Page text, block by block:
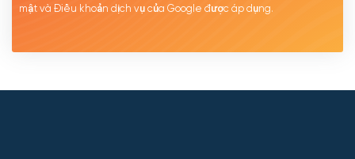
mật và Điều khoản dịch vụ của Google được áp dụng.